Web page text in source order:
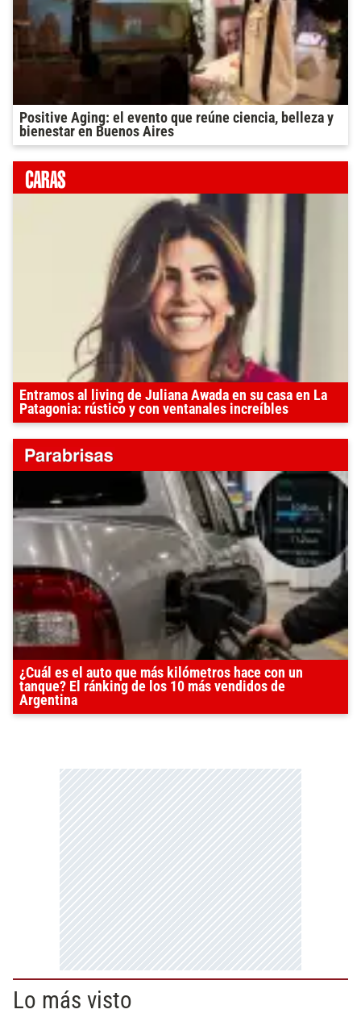
Positive Aging: el evento que reúne ciencia, belleza y
bienestar en Buenos Aires
Entramos al living de Juliana Awada en su casa en La
Patagonia: rústico y con ventanales increíbles
¿Cuál es el auto que más kilómetros hace con un
tanque? El ránking de los 10 más vendidos de
Argentina
Lo más visto